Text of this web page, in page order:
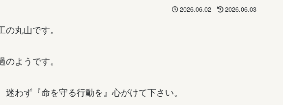
2026.06.02 2026.06.03
丸山です。
ようです。
わず『命を守る行動を』心がけて下さい。